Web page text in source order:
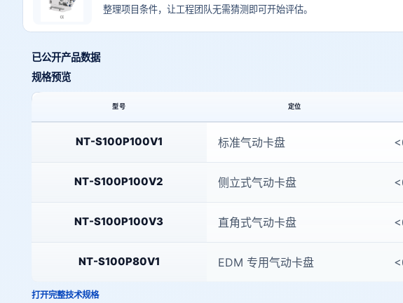
整理项目条件，让工程团队无需猜测即可开始评估。
已公开产品数据
规格预览
型号 定位
NT-S100P100V1 标准气动卡盘
NT-S100P100V2 侧立式气动卡盘
NT-S100P100V3 直角式气动卡盘
NT-S100P80V1 EDM 专用气动卡盘
打开完整技术规格